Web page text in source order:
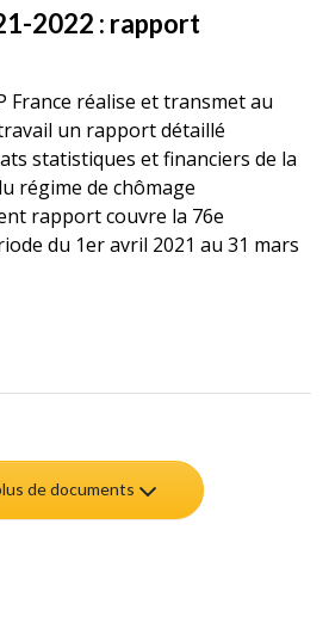
2022 : rapport
France réalise et transmet au
un rapport détaillé
statistiques et financiers de la
régime de chômage
rapport couvre la 76e
du 1er avril 2021 au 31 mars
de documents